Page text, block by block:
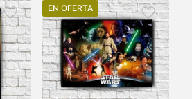
EN OFERTA